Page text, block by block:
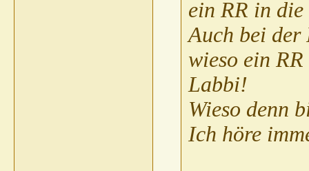
ein RR in die
Auch bei der
wieso ein
Labbi!
Wieso denn
Ich höre